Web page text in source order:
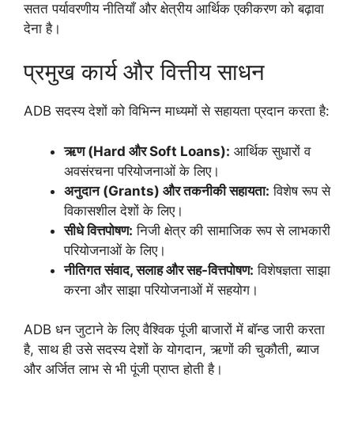
सतत पर्यावरणीय नीतियाँ और क्षेत्रीय आर्थिक एकीकरण को बढ़ावा
देना है।
प्रमुख कार्य और वित्तीय साधन
ADB सदस्य देशों को विभिन्न माध्यमों से सहायता प्रदान करता है:
ऋण (Hard और Soft Loans): आर्थिक सुधारों व
अवसंरचना परियोजनाओं के लिए।
अनुदान (Grants) और तकनीकी सहायता: विशेष रूप से
विकासशील देशों के लिए।
सीधे वित्तपोषण: निजी क्षेत्र की सामाजिक रूप से लाभकारी
परियोजनाओं के लिए।
नीतिगत संवाद, सलाह और सह-वित्तपोषण: विशेषज्ञता साझा
करना और साझा परियोजनाओं में सहयोग।
ADB धन जुटाने के लिए वैश्विक पूंजी बाजारों में बॉन्ड जारी करता
है, साथ ही उसे सदस्य देशों के योगदान, ऋणों की चुकौती, ब्याज
और अर्जित लाभ से भी पूंजी प्राप्त होती है।